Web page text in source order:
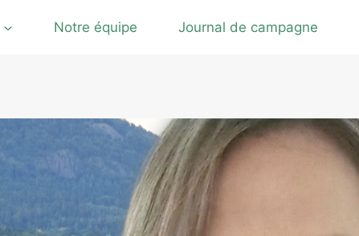
Notre équipe Journal de campagne